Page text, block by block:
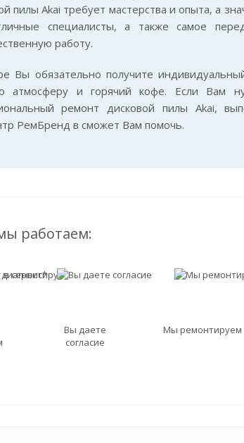
пилы Akai требует мастерства и опыта, а
специалисты, а также самое
работу.
Вы обязательно получите
атмосферу и горячий кофе. Если Вам
ремонт дисковой пилы Akai,
РемБренд в сможет Вам помочь.
работаем:
Вы даете
согласие
Мы ремонтируем